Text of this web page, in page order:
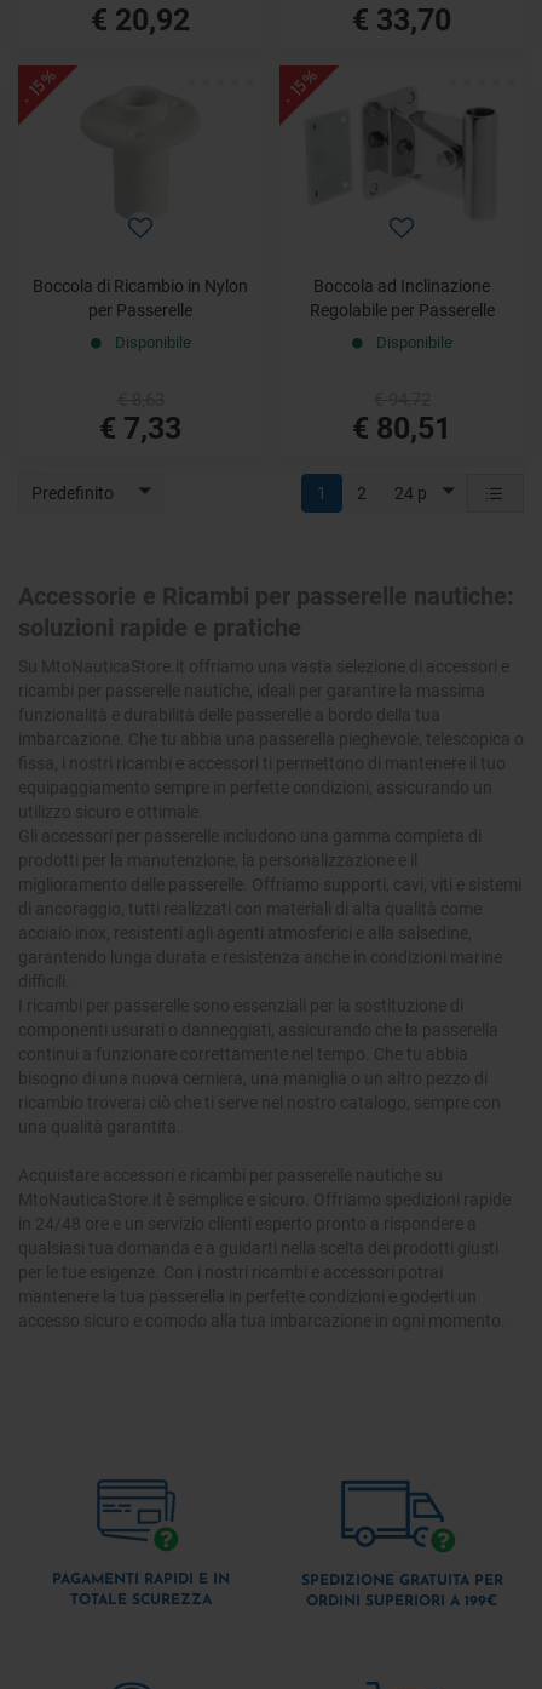
€ 20,92 € 33,70
- 15%
Boccola di Ricambio in Nylon
per Passerelle
Disponibile
€ 7,33
- 15%
Boccola ad Inclinazione
Regolabile per Passerelle
Disponibile
€ 80,51
Predefinito 24 p
1 2
Accessorie e Ricambi per passerelle nautiche:
soluzioni rapide e pratiche
Su MtoNauticaStore.it offriamo una vasta selezione di accessori e
ricambi per passerelle nautiche, ideali per garantire la massima
funzionalità e durabilità delle passerelle a bordo della tua
imbarcazione. Che tu abbia una passerella pieghevole, telescopica o
fissa, i nostri ricambi e accessori ti permettono di mantenere il tuo
equipaggiamento sempre in perfette condizioni, assicurando un
utilizzo sicuro e ottimale.
Gli accessori per passerelle includono una gamma completa di
prodotti per la manutenzione, la personalizzazione e il
miglioramento delle passerelle. Offriamo supporti, cavi, viti e sistemi
di ancoraggio, tutti realizzati con materiali di alta qualità come
acciaio inox, resistenti agli agenti atmosferici e alla salsedine,
garantendo lunga durata e resistenza anche in condizioni marine
difficili.
ricambi per passerelle sono essenziali per la sostituzione di
componenti usurati o danneggiati, assicurando che la passerella
continui a funzionare correttamente nel tempo. Che tu abbia
bisogno di una nuova cerniera, una maniglia o un altro pezzo di
ricambio troverai ciò che ti serve nel nostro catalogo, sempre con
una qualità garantita.
Acquistare accessori e ricambi per passerelle nautiche su
MtoNauticaStore.it è semplice e sicuro. Offriamo spedizioni rapide
in 24/48 ore e un servizio clienti esperto pronto a rispondere a
qualsiasi tua domanda e a guidarti nella scelta dei prodotti giusti
per le tue esigenze. Con i nostri ricambi e accessori potrai
mantenere la tua passerella in perfette condizioni e goderti un
accesso sicuro e comodo alla tua imbarcazione in ogni momento.
PAGAMENTI RAPIDI E IN
TOTALE SCUREZZA
SPEDIZIONE GRATUITA PER
ORDINI SUPERIORI A 199€